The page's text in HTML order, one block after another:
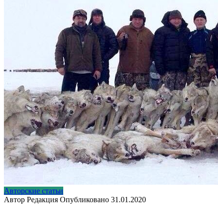
Авторские статьи
Автор Редакция Опубликовано 31.01.2020